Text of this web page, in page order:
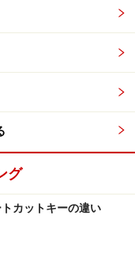
グ
カットキーの違い